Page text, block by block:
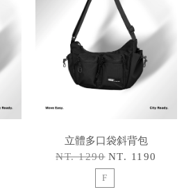
立體多口袋斜背包
NT. 1290 NT. 1190
F